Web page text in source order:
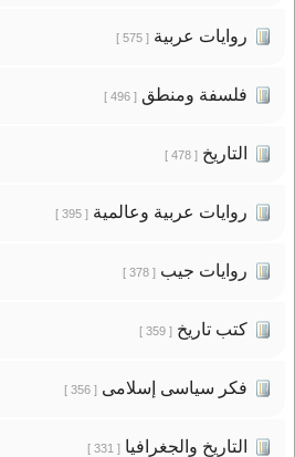
روايات عربية[ 575 ]
فلسفة ومنطق[ 496 ]
التاريخ[ 478 ]
روايات عربية وعالمية[ 395 ]
روايات جيب[ 378 ]
كتب تاريخ[ 359 ]
فكر سياسى إسلامى[ 356 ]
التاريخ والجغرافيا[ 331 ]